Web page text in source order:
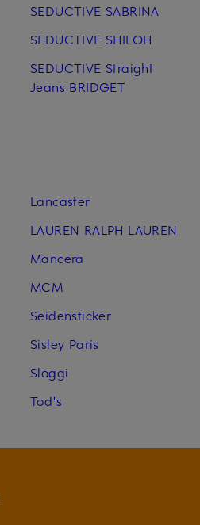
SEDUCTIVE SABRINA
SEDUCTIVE SHILOH
SEDUCTIVE Straight
Jeans BRIDGET
Lancaster
LAUREN RALPH LAUREN
Mancera
MCM
Seidensticker
Sisley Paris
Sloggi
Tod's